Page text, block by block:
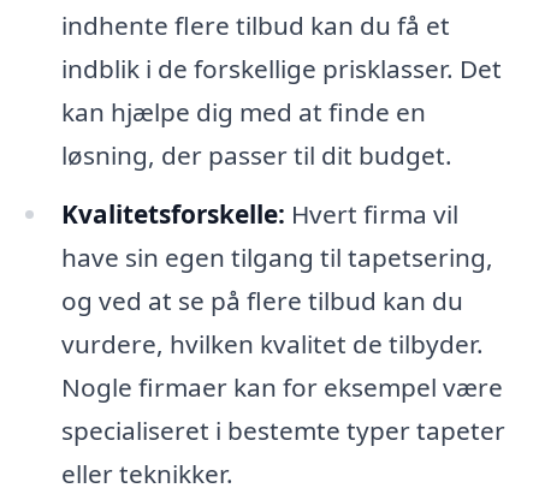
indhente flere tilbud kan du få et
indblik i de forskellige prisklasser. Det
kan hjælpe dig med at finde en
løsning, der passer til dit budget.
Kvalitetsforskelle: Hvert firma vil
have sin egen tilgang til tapetsering,
og ved at se på flere tilbud kan du
vurdere, hvilken kvalitet de tilbyder.
Nogle firmaer kan for eksempel være
specialiseret i bestemte typer tapeter
eller teknikker.